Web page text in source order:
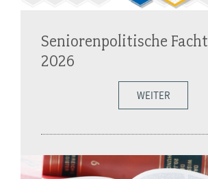
Seniorenpolitische
2026
WEITER